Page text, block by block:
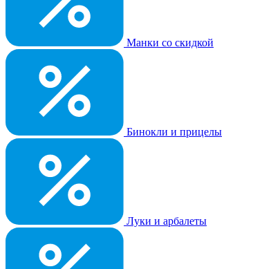
Манки со скидкой
Бинокли и прицелы
Луки и арбалеты